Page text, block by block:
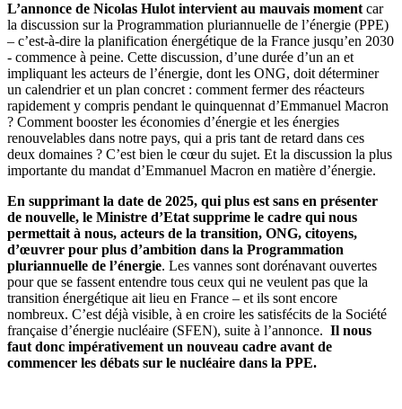
L’annonce de Nicolas Hulot intervient au mauvais moment car
la discussion sur la Programmation pluriannuelle de l’énergie (PPE)
– c’est-à-dire la planification énergétique de la France jusqu’en 2030
- commence à peine. Cette discussion, d’une durée d’un an et
impliquant les acteurs de l’énergie, dont les ONG, doit déterminer
un calendrier et un plan concret : comment fermer des réacteurs
rapidement y compris pendant le quinquennat d’Emmanuel Macron
? Comment booster les économies d’énergie et les énergies
renouvelables dans notre pays, qui a pris tant de retard dans ces
deux domaines ? C’est bien le cœur du sujet. Et la discussion la plus
importante du mandat d’Emmanuel Macron en matière d’énergie.
En supprimant la date de 2025, qui plus est sans en présenter
de nouvelle, le Ministre d’Etat supprime le cadre qui nous
permettait à nous, acteurs de la transition, ONG, citoyens,
d’œuvrer pour plus d’ambition dans la Programmation
pluriannuelle de l’énergie. Les vannes sont dorénavant ouvertes
pour que se fassent entendre tous ceux qui ne veulent pas que la
transition énergétique ait lieu en France – et ils sont encore
nombreux. C’est déjà visible, à en croire les satisfécits de la Société
française d’énergie nucléaire (SFEN), suite à l’annonce. Il nous
faut donc impérativement un nouveau cadre avant de
commencer les débats sur le nucléaire dans la PPE.